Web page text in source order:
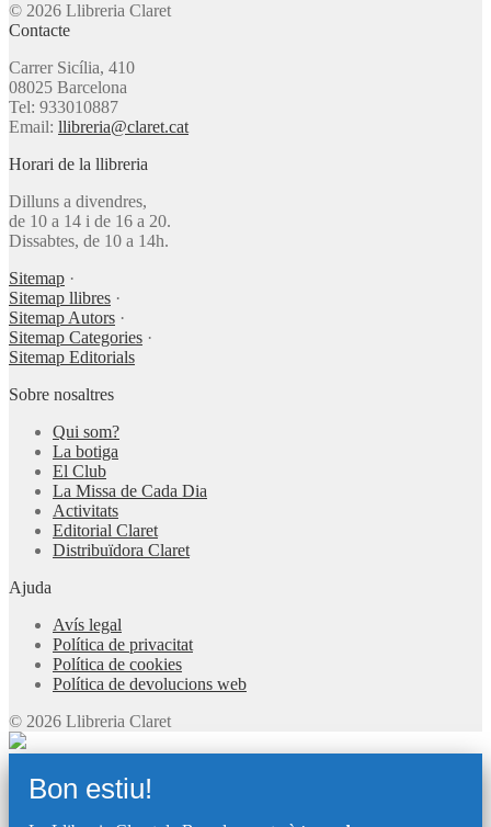
© 2026 Llibreria Claret
Contacte
Carrer Sicília, 410
08025 Barcelona
Tel: 933010887
Email: llibreria@claret.cat
Horari de la llibreria
Dilluns a divendres,
de 10 a 14 i de 16 a 20.
Dissabtes, de 10 a 14h.
Sitemap ·
Sitemap llibres ·
Sitemap Autors ·
Sitemap Categories ·
Sitemap Editorials
Sobre nosaltres
Qui som?
La botiga
El Club
La Missa de Cada Dia
Activitats
Editorial Claret
Distribuïdora Claret
Ajuda
Avís legal
Política de privacitat
Política de cookies
Política de devolucions web
© 2026 Llibreria Claret
Bon estiu!